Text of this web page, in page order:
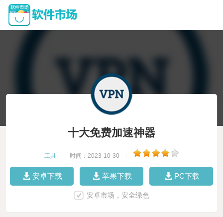
十大免费加速神器
工具 时间：2023-10-30
安卓下载 苹果下载 PC下载
安卓市场，安全绿色